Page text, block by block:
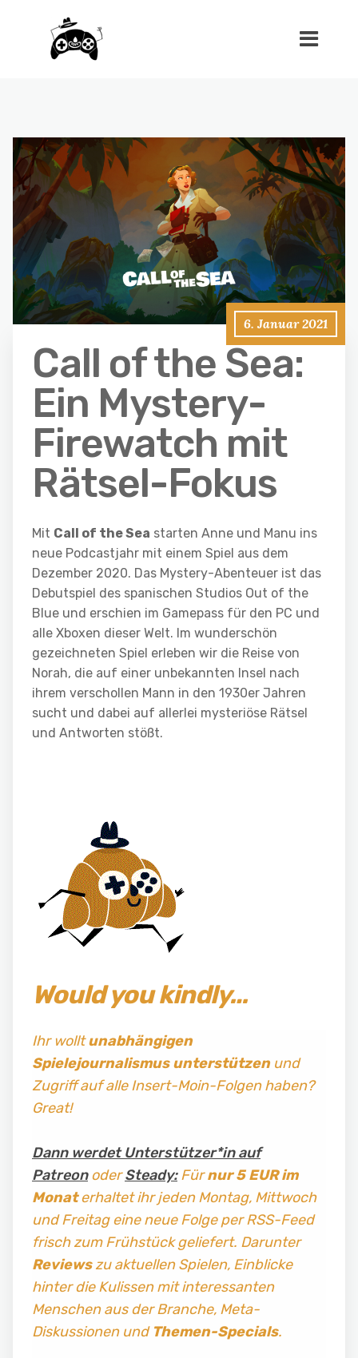
6. Januar 2021
Call of the Sea:
Ein Mystery-
Firewatch mit
Rätsel-Fokus
Mit Call of the Sea starten Anne und Manu ins
neue Podcastjahr mit einem Spiel aus dem
Dezember 2020. Das Mystery-Abenteuer ist das
Debutspiel des spanischen Studios Out of the
Blue und erschien im Gamepass für den PC und
alle Xboxen dieser Welt. Im wunderschön
gezeichneten Spiel erleben wir die Reise von
Norah, die auf einer unbekannten Insel nach
ihrem verschollen Mann in den 1930er Jahren
sucht und dabei auf allerlei mysteriöse Rätsel
und Antworten stößt.
Would you kindly…
Ihr wolltunabhängigen
Spielejournalismus unterstützenund
Zugriff auf alle Insert-Moin-Folgen haben?
Great!
Dann werdet Unterstützer*in auf
PatreonoderSteady:Fürnur 5 EUR im
Monaterhaltet ihr jeden Montag, Mittwoch
und Freitag eine neue Folge per RSS-Feed
frisch zum Frühstück geliefert. Darunter
Reviewszu aktuellen Spielen, Einblicke
hinter die Kulissen mit interessanten
Menschen aus der Branche, Meta-
Diskussionen und Themen-Specials.